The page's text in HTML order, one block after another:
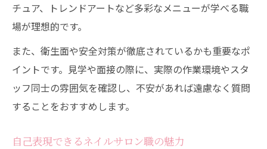
チュア、トレンドアートなど多彩なメニューが学べる職
場が理想的です。
また、衛生面や安全対策が徹底されているかも重要なポ
イントです。見学や面接の際に、実際の作業環境やスタ
ッフ同士の雰囲気を確認し、不安があれば遠慮なく質問
することをおすすめします。
自己表現できるネイルサロン職の魅力